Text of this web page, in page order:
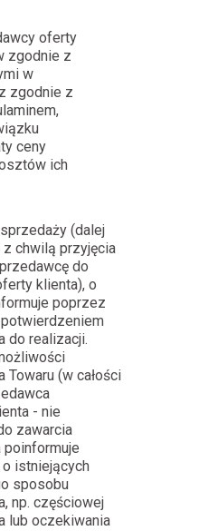
oferty
zgodnie z
w
zgodnie z
ceny
ich
(dalej
chwilą przyjęcia
do
klienta), o
poprzez
do realizacji.
(w całości
- nie
zawarcia
poinformuje
istniejących
sposobu
np. częściowej
lub oczekiwania